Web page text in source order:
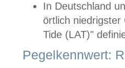
In Deutschland
örtlich
Tide (LAT)"
Pegelkennwert: